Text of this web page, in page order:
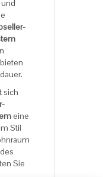
sich
eine
Stil
Sie